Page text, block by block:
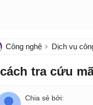
Công nghệ Dịch vụ
tra cứu